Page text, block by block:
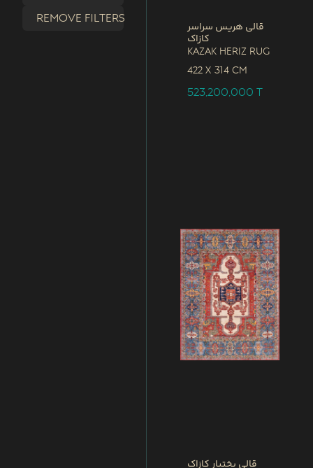
Remove filters
قالی هریس سراسر
کازاک
Kazak Heriz Rug
422 x 314 CM
523,200,000T
قالی بختیار کازاک